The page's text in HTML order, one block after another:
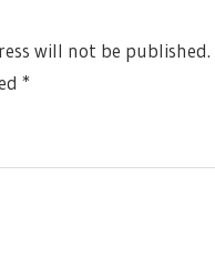
will not be published.
*